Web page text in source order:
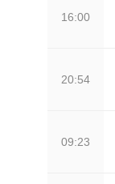
16:00
20:54
09:23